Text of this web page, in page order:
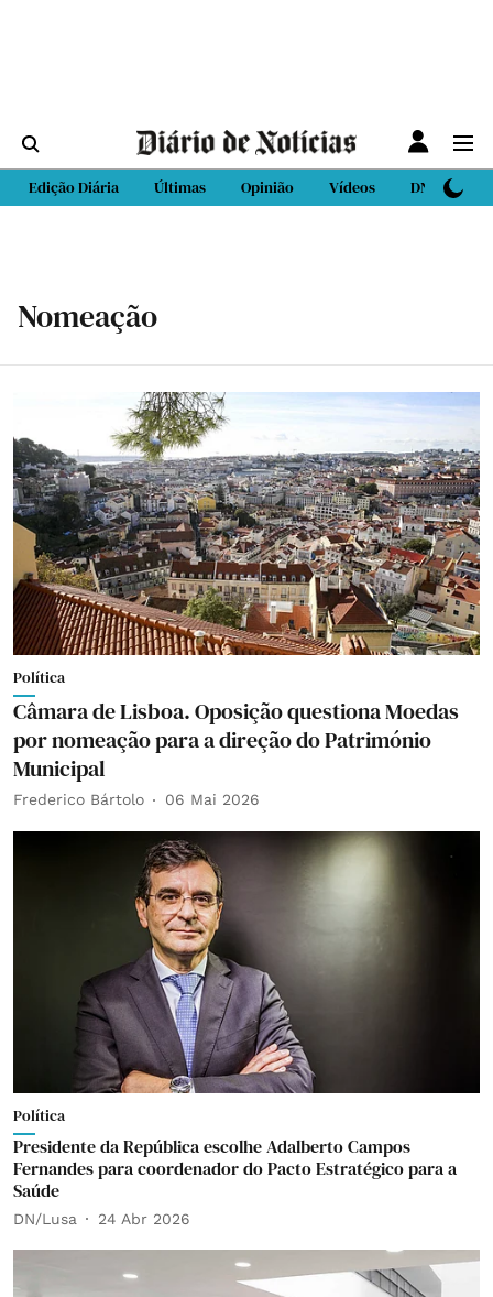
Edição Diária Últimas Opinião Vídeos DN Sport
Nomeação
Política
Câmara de Lisboa. Oposição questiona Moedas
por nomeação para a direção do Património
Municipal
Frederico Bártolo 06 Mai 2026
Política
Presidente da República escolhe Adalberto Campos
Fernandes para coordenador do Pacto Estratégico para a
Saúde
DN/Lusa 24 Abr 2026